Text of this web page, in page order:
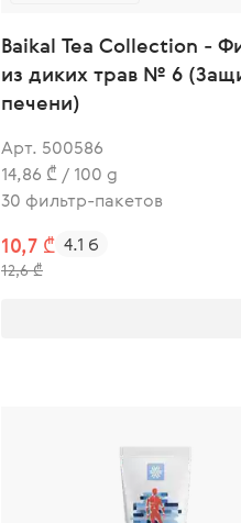
Baikal Tea Collection -
из диких трав № 6
печени)
Арт. 500586
14,86 ₾ / 100 g
30 фильтр-пакетов
10,7 ₾
12,6 ₾
4.1 б